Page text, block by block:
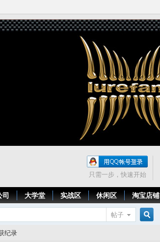
只需一步，快速开始
司 大学堂 实战区 休闲区 淘宝店铺
帖子
纪录